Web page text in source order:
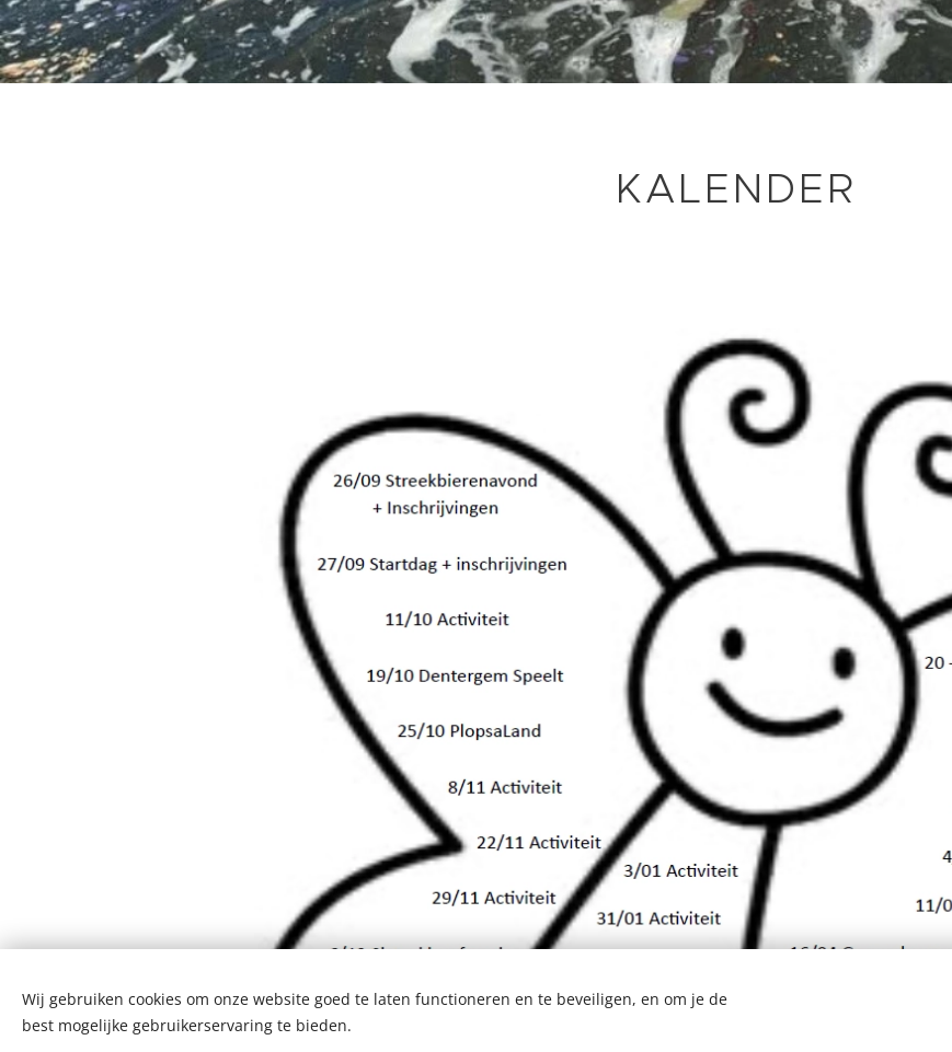
KALENDER
Wij gebruiken cookies om onze website goed te laten functioneren en te beveiligen, en om je de
best mogelijke gebruikerservaring te bieden.